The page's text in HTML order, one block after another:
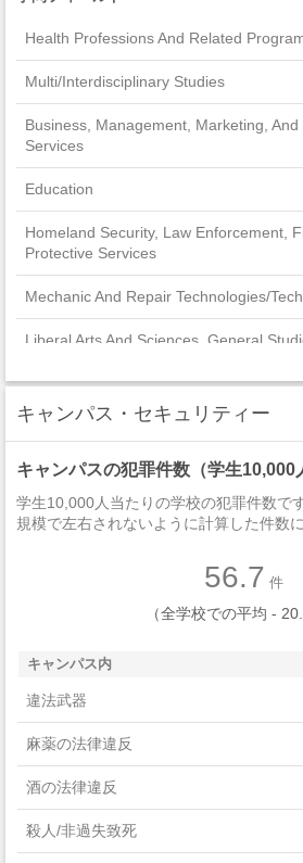
Health Professions And Related
Multi/Interdisciplinary Studies
Business, Management, Marketing,
Services
Education
Homeland Security, Law Enforcement,
Protective Services
Mechanic And Repair Technologies/
Liberal Arts And Sciences, General
Communication, Journalism, And
Engineering
Psychology
Precision Production
キャンパス・セキュリティー
キャンパスの犯罪件数（学生10,000
学生10,000人当たりの学校の犯罪件数で
規模で左右されないように計算した件数に
56.7 件
（全学校での平均 -
キャンパス内
違法武器
麻薬の法律違反
酒の法律違反
殺人/非過失致死